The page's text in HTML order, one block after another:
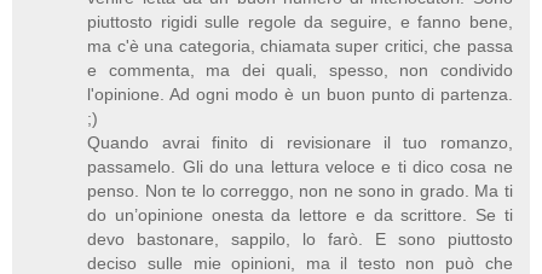
piuttosto rigidi sulle regole da seguire, e fanno bene,
ma c'è una categoria, chiamata super critici, che passa
e commenta, ma dei quali, spesso, non condivido
l'opinione. Ad ogni modo è un buon punto di partenza.
;)
Quando avrai finito di revisionare il tuo romanzo,
passamelo. Gli do una lettura veloce e ti dico cosa ne
penso. Non te lo correggo, non ne sono in grado. Ma ti
do un’opinione onesta da lettore e da scrittore. Se ti
devo bastonare, sappilo, lo farò. E sono piuttosto
deciso sulle mie opinioni, ma il testo non può che